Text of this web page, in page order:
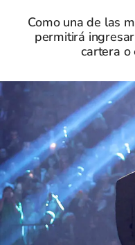
Como una de las
permitirá
cartera o